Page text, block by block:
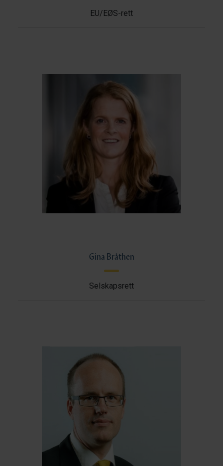
EU/EØS-rett
Gina Bråthen
Selskapsrett